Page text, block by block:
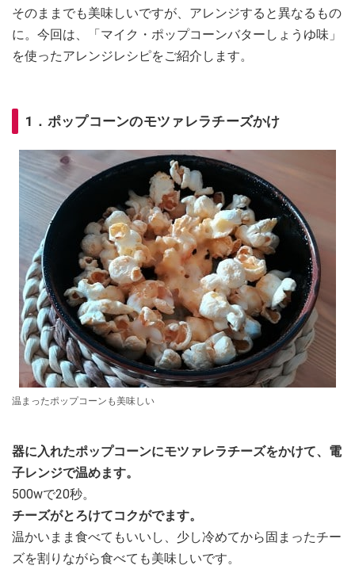
そのままでも美味しいですが、アレンジすると異なるもの
に。今回は、「マイク・ポップコーンバターしょうゆ味」
を使ったアレンジレシピをご紹介します。
1．ポップコーンのモツァレラチーズかけ
温まったポップコーンも美味しい
器に入れたポップコーンにモツァレラチーズをかけて、電
子レンジで温めます。
500wで20秒。
チーズがとろけてコクがでます。
温かいまま食べてもいいし、少し冷めてから固まったチー
ズを割りながら食べても美味しいです。